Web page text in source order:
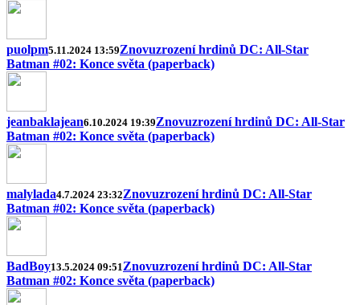
puolpm5.11.2024 13:59Znovuzrození hrdinů DC: All-Star
Batman #02: Konce světa (paperback)
jeanbaklajean6.10.2024 19:39Znovuzrození hrdinů DC: All-Star
Batman #02: Konce světa (paperback)
malylada4.7.2024 23:32Znovuzrození hrdinů DC: All-Star
Batman #02: Konce světa (paperback)
BadBoy13.5.2024 09:51Znovuzrození hrdinů DC: All-Star
Batman #02: Konce světa (paperback)